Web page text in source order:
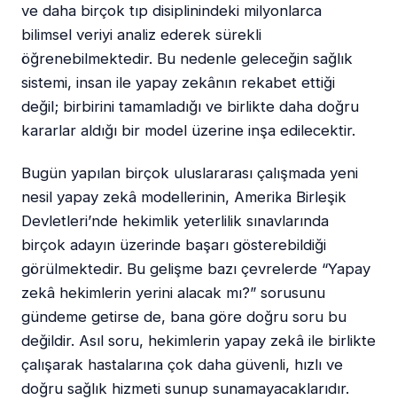
ve daha birçok tıp disiplinindeki milyonlarca
bilimsel veriyi analiz ederek sürekli
öğrenebilmektedir. Bu nedenle geleceğin sağlık
sistemi, insan ile yapay zekânın rekabet ettiği
değil; birbirini tamamladığı ve birlikte daha doğru
kararlar aldığı bir model üzerine inşa edilecektir.
Bugün yapılan birçok uluslararası çalışmada yeni
nesil yapay zekâ modellerinin, Amerika Birleşik
Devletleri’nde hekimlik yeterlilik sınavlarında
birçok adayın üzerinde başarı gösterebildiği
görülmektedir. Bu gelişme bazı çevrelerde “Yapay
zekâ hekimlerin yerini alacak mı?” sorusunu
gündeme getirse de, bana göre doğru soru bu
değildir. Asıl soru, hekimlerin yapay zekâ ile birlikte
çalışarak hastalarına çok daha güvenli, hızlı ve
doğru sağlık hizmeti sunup sunamayacaklarıdır.